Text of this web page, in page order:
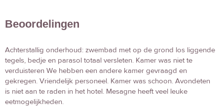
Beoordelingen
Achterstallig onderhoud: zwembad met op de grond los liggende
tegels, bedje en parasol totaal versleten. Kamer was niet te
verduisteren We hebben een andere kamer gevraagd en
gekregen. Vriendelijk personeel. Kamer was schoon. Avondeten
is niet aan te raden in het hotel. Mesagne heeft veel leuke
eetmogelijkheden.